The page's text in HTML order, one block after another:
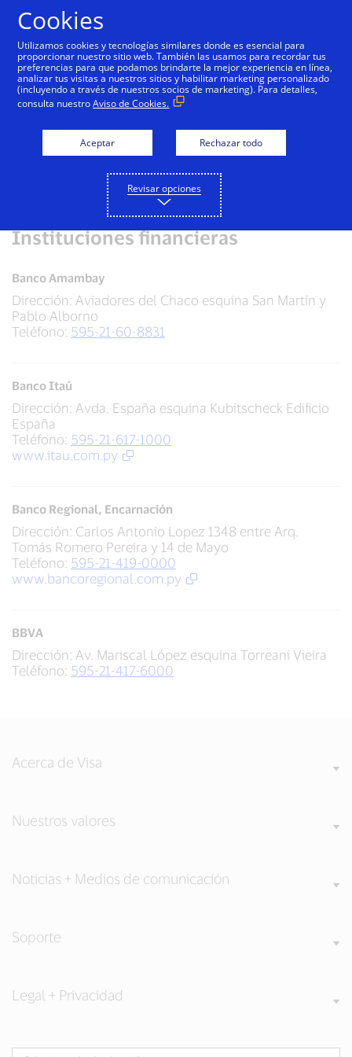
Visa Platinum Crédito
Solicita tu tarjeta Visa en las siguientes
instituciones financieras.
Detalle de tarjeta
Instituciones financieras
Banco Amambay
Dirección: Aviadores del Chaco esquina San Martín y
Pablo Alborno
Teléfono: 595-21-60-8831
Banco Itaú
Dirección: Avda. España esquina Kubitscheck Edificio
España
Teléfono: 595-21-617-1000
www.itau.com.py
Banco Regional, Encarnación
Dirección: Carlos Antonio Lopez 1348 entre Arq.
Tomás Romero Pereira y 14 de Mayo
Teléfono: 595-21-419-0000
www.bancoregional.com.py
BBVA
Dirección: Av. Mariscal López esquina Torreani Vieira
Teléfono: 595-21-417-6000
Acerca de Visa
Nuestros valores
Noticias + Medios de comunicación
Soporte
Legal + Privacidad
Cookies
Utilizamos cookies y tecnologías similares donde es esencial para
proporcionar nuestro sitio web. También las usamos para recordar tus
preferencias para que podamos brindarte la mejor experiencia en línea,
analizar tus visitas a nuestros sitios y habilitar marketing personalizado
(incluyendo a través de nuestros socios de marketing). Para detalles,
consulta nuestroAviso de Cookies.
Aceptar Rechazar todo
Revisar opciones